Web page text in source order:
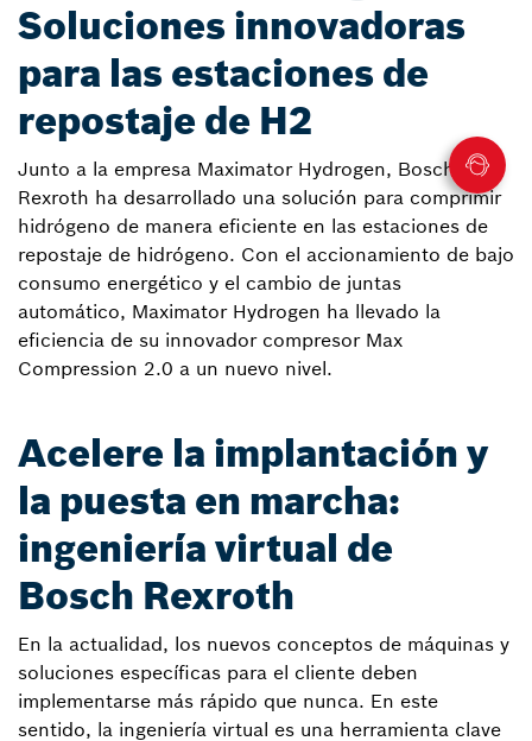
Soluciones innovadoras
para las estaciones de
repostaje de H2
Junto a la empresa Maximator Hydrogen, Bosch
Rexroth ha desarrollado una solución para comprimir
hidrógeno de manera eficiente en las estaciones de
repostaje de hidrógeno. Con el accionamiento de bajo
consumo energético y el cambio de juntas
automático, Maximator Hydrogen ha llevado la
eficiencia de su innovador compresor Max
Compression 2.0 a un nuevo nivel.
Acelere la implantación y
la puesta en marcha:
ingeniería virtual de
Bosch Rexroth
En la actualidad, los nuevos conceptos de máquinas y
soluciones específicas para el cliente deben
implementarse más rápido que nunca. En este
sentido, la ingeniería virtual es una herramienta clave